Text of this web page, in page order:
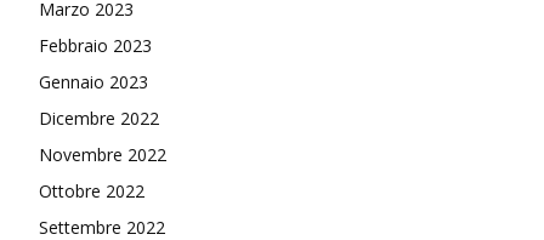
Marzo 2023
Febbraio 2023
Gennaio 2023
Dicembre 2022
Novembre 2022
Ottobre 2022
Settembre 2022